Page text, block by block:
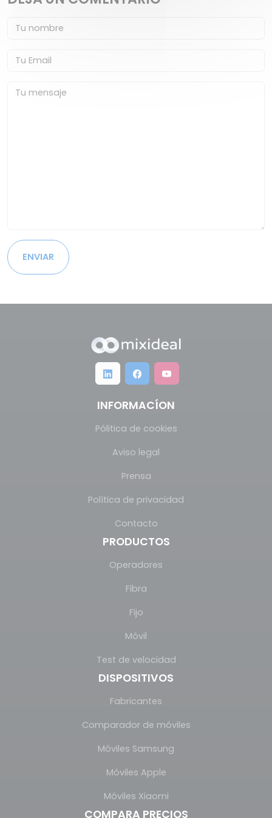
ENVIAR
INFORMACÍON
Pólitica de cookies
Aviso legal
Prensa
Política de privacidad
Contacto
PRODUCTOS
Operadores
Fibra
Fijo
Móvil
Test de velocidad
DISPOSITIVOS
Fabricantes
Comparador de móviles
Móviles Samsung
Móviles Apple
Móviles Xiaomi
COMPARA PRECIOS